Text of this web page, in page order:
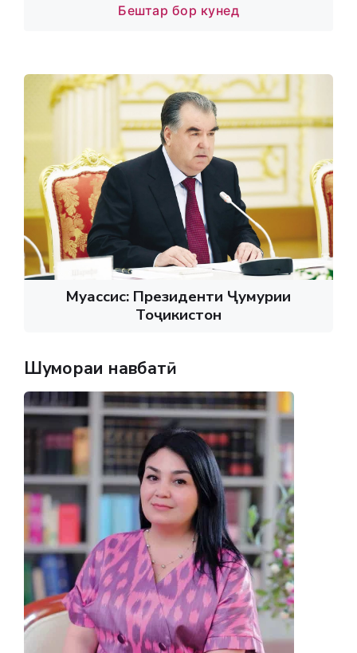
Бештар бор кунед
Муассис: Президенти Ҷумҳурии
Тоҷикистон
Шумораи навбатӣ